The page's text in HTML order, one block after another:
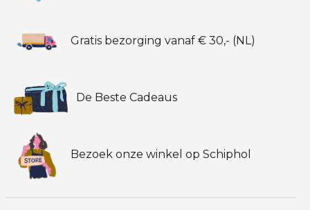
Gratis bezorging vanaf € 30,- (NL)
De Beste Cadeaus
Bezoek onze winkel op Schiphol